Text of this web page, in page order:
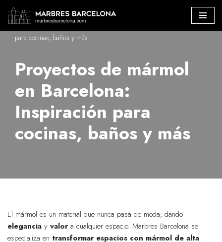
SaltarMarbres Barcelona»Proyectos de mármol en Barcelona: Inspiración
para cocinas, baños y más
Proyectos de mármol
en Barcelona:
Inspiración para
cocinas, baños y más
El mármol es un material que nunca pasa de moda, dando
elegancia y valor a cualquier espacio. Marbres Barcelona se
especializa en transformar espacios con mármol de alta